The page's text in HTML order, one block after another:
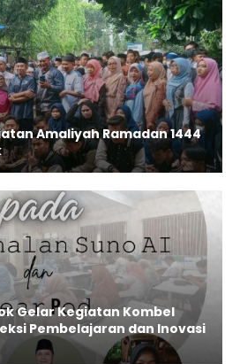
Amaliyah Ramadan 1444
Gelar Kegiatan Kombel
Pembelajaran dan Inovasi